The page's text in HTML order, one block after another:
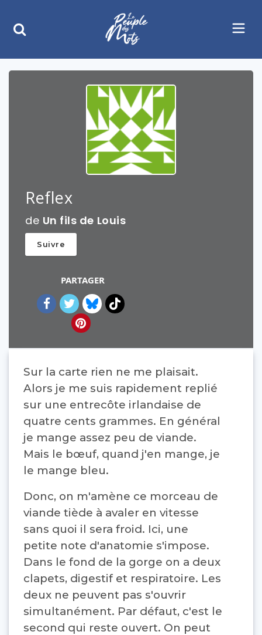
Reflex
de Un fils de Louis
Suivre
PARTAGER
Sur la carte rien ne me plaisait.
Alors je me suis rapidement replié
sur une entrecôte irlandaise de
quatre cents grammes. En général
je mange assez peu de viande.
Mais le bœuf, quand j'en mange, je
le mange bleu.
Donc, on m'amène ce morceau de
viande tiède à avaler en vitesse
sans quoi il sera froid. Ici, une
petite note d'anatomie s'impose.
Dans le fond de la gorge on a deux
clapets, digestif et respiratoire. Les
deux ne peuvent pas s'ouvrir
simultanément. Par défaut, c'est le
second qui reste ouvert. On peut